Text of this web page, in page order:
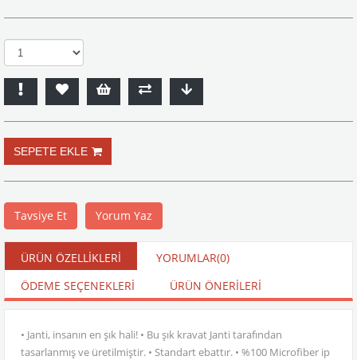
Tavsiye Et Yorum Yaz
ÜRÜN ÖZELLIKLERI YORUMLAR(0)
ÖDEME SEÇENEKLERI
ÜRÜN ÖNERILERI
• Janti, insanın en şık hali! • Bu şık kravat Janti tarafından
tasarlanmış ve üretilmiştir. • Standart ebattır. • %100 Microfiber ip